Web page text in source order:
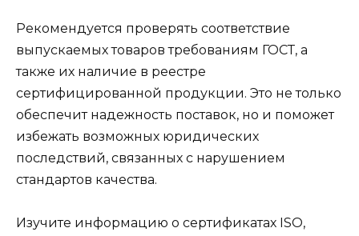
Рекомендуется проверять соответствие
выпускаемых товаров требованиям ГОСТ, а
также их наличие в реестре
сертифицированной продукции. Это не только
обеспечит надежность поставок, но и поможет
избежать возможных юридических
последствий, связанных с нарушением
стандартов качества.
Изучите информацию о сертификатах ISO,